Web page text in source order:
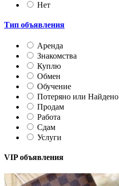
Нет
Тип объявления
Аренда
Знакомства
Куплю
Обмен
Обучение
Потеряно или Найдено
Продам
Работа
Сдам
Услуги
VIP объявления